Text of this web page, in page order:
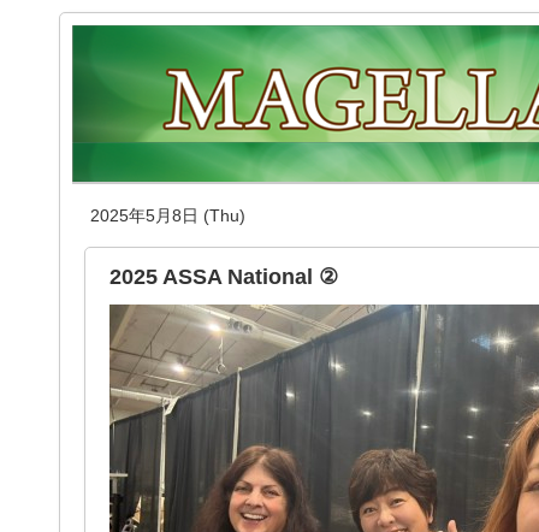
2025年5月8日 (Thu)
2025 ASSA National ②